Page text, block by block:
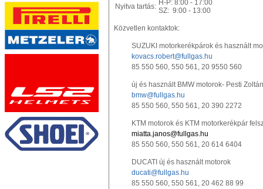
Nyitva tartás: H-P: 8:00 - 17:00
SZ: 9:00 - 13:00
Közvetlen kontaktok:
SUZUKI motorkerékpárok és használt
kovacs.robert@fullgas.hu
85 550 560, 550 561, 20 9550 560
új és használt BMW motorok- Pesti Zoltán
bmw@fullgas.hu
85 550 560, 550 561, 20 390 2272
KTM motorok és KTM motorkerékpár
miatta.janos@fullgas.hu
85 550 560, 550 561, 20 614 6404
DUCATI új és használt motorok
ducati@fullgas.hu
85 550 560, 550 561, 20 462 88 99